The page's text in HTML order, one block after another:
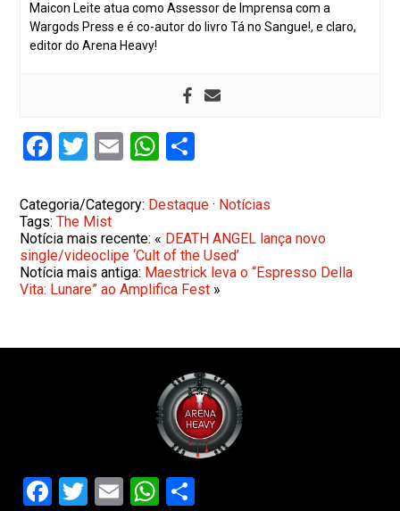
Maicon Leite atua como Assessor de Imprensa com a
Wargods Press e é co-autor do livro Tá no Sangue!, e claro,
editor do Arena Heavy!
Facebook
Twitter
EmailWhatsApp
Categoria/Category: Destaque · Notícias
Tags:The Mist
Notícia mais recente: « DEATH ANGEL lança novo
single/videoclipe ‘Cult of the Used’
Notícia mais antiga: Maestrick leva o “Espresso Della
Vita: Lunare” ao Amplifica Fest »
Facebook
Twitter
EmailWhatsApp